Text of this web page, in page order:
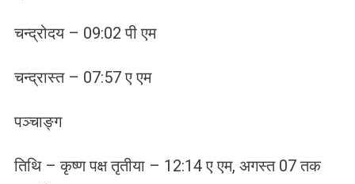
चन्द्रोदय – 09:02 पी एम
चन्द्रास्त – 07:57 ए एम
पञ्चाङ्ग
तिथि – कृष्ण पक्ष तृतीया – 12:14 ए एम, अगस्त 07 तक